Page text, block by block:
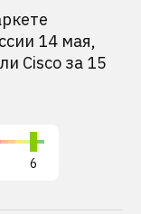
14 мая,
Cisco за 15
6